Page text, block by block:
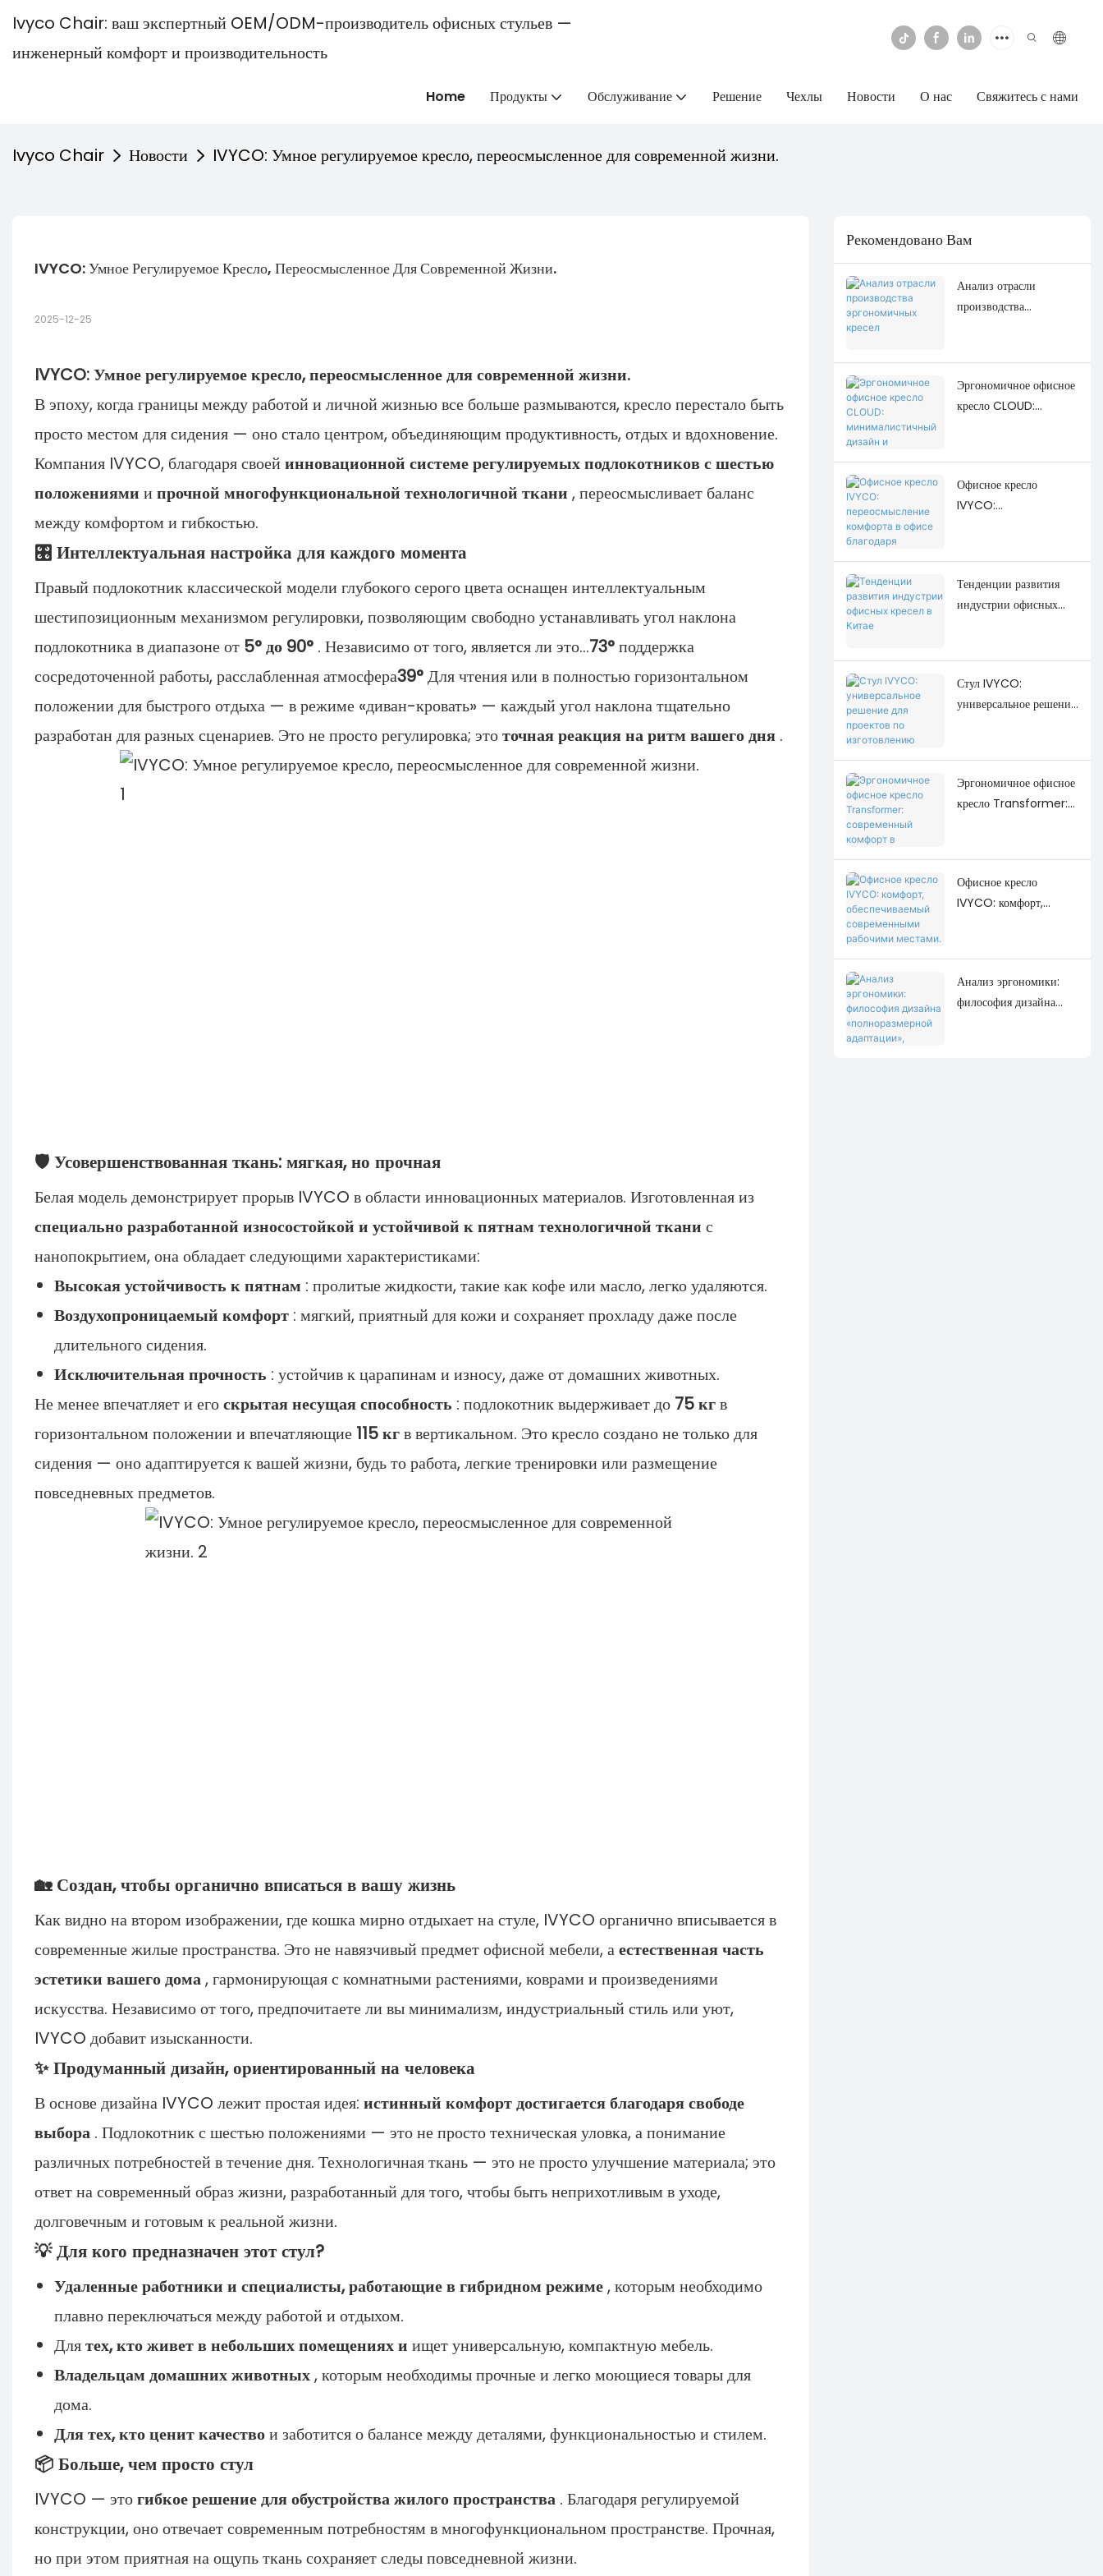
Ivyco Chair: ваш экспертный OEM/ODM-производитель офисных стульев —
инженерный комфорт и производительность
Home Продукты Обслуживание Решение Чехлы Новости О нас Свяжитесь с нами
Ivyco Chair Новости IVYCO: Умное регулируемое кресло, переосмысленное для современной жизни.
IVYCO: Умное Регулируемое Кресло, Переосмысленное Для Современной Жизни.
2025-12-25
IVYCO: Умное регулируемое кресло, переосмысленное для современной жизни.
В эпоху, когда границы между работой и личной жизнью все больше размываются, кресло перестало быть
просто местом для сидения — оно стало центром, объединяющим продуктивность, отдых и вдохновение.
Компания IVYCO, благодаря своей инновационной системе регулируемых подлокотников с шестью
положениями и прочной многофункциональной технологичной ткани , переосмысливает баланс
между комфортом и гибкостью.
🎛️ Интеллектуальная настройка для каждого момента
Правый подлокотник классической модели глубокого серого цвета оснащен интеллектуальным
шестипозиционным механизмом регулировки, позволяющим свободно устанавливать угол наклона
подлокотника в диапазоне от 5° до 90°. Независимо от того, является ли это...73°поддержка
сосредоточенной работы, расслабленная атмосфера39°Для чтения или в полностью горизонтальном
положении для быстрого отдыха — в режиме «диван-кровать» — каждый угол наклона тщательно
разработан для разных сценариев. Это не просто регулировка; этоточная реакция на ритм вашего дня.
🛡️ Усовершенствованная ткань: мягкая, но прочная
Белая модель демонстрирует прорыв IVYCO в области инновационных материалов. Изготовленная из
специально разработанной износостойкой и устойчивой к пятнам технологичной ткани с
нанопокрытием, она обладает следующими характеристиками:
Высокая устойчивость к пятнам : пролитые жидкости, такие как кофе или масло, легко удаляются.
Воздухопроницаемый комфорт: мягкий, приятный для кожи и сохраняет прохладу даже после
длительного сидения.
Исключительная прочность : устойчив к царапинам и износу, даже от домашних животных.
Не менее впечатляет и егоскрытая несущая способность : подлокотник выдерживает до 75 кгв
горизонтальном положении и впечатляющие 115 кгв вертикальном. Это кресло создано не только для
сидения — оно адаптируется к вашей жизни, будь то работа, легкие тренировки или размещение
повседневных предметов.
🏡 Создан, чтобы органично вписаться в вашу жизнь
Как видно на втором изображении, где кошка мирно отдыхает на стуле, IVYCO органично вписывается в
современные жилые пространства. Это не навязчивый предмет офисной мебели, аестественная часть
эстетики вашего дома, гармонирующая с комнатными растениями, коврами и произведениями
искусства. Независимо от того, предпочитаете ли вы минимализм, индустриальный стиль или уют,
IVYCO добавит изысканности.
✨ Продуманный дизайн, ориентированный на человека
В основе дизайна IVYCO лежит простая идея: истинный комфорт достигается благодаря свободе
выбора. Подлокотник с шестью положениями — это не просто техническая уловка, а понимание
различных потребностей в течение дня. Технологичная ткань — это не просто улучшение материала; это
ответ на современный образ жизни, разработанный для того, чтобы быть неприхотливым в уходе,
долговечным и готовым к реальной жизни.
💡 Для кого предназначен этот стул?
Удаленные работники и специалисты, работающие в гибридном режиме, которым необходимо
плавно переключаться между работой и отдыхом.
Длятех, кто живет в небольших помещениях и ищет универсальную, компактную мебель.
Владельцам домашних животных, которым необходимы прочные и легко моющиеся товары для
дома.
Для тех, кто ценит качествои заботится о балансе между деталями, функциональностью и стилем.
📦 Больше, чем просто стул
IVYCO — этогибкое решение для обустройства жилого пространства. Благодаря регулируемой
конструкции, оно отвечает современным потребностям в многофункциональном пространстве. Прочная,
но при этом приятная на ощупь ткань сохраняет следы повседневной жизни.
Рекомендовано Вам
Анализ отрасли
производства
Эргономичное офисное
кресло CLOUD:
комфорт.
Офисное кресло
IVYCO:
благодаря регулировке,
ориентированной на
человека.
Тенденции развития
индустрии офисных
Стул IVYCO:
универсальное решение
для колледжей.
Эргономичное офисное
кресло Transformer:
современным дизайном
рабочего пространства.
Офисное кресло
IVYCO: комфорт,
рабочими местами.
Анализ эргономики:
философия дизайна